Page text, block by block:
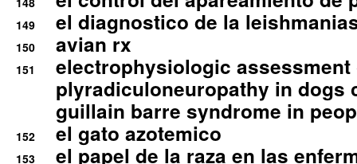
149 el diagnostico de la
150 avian rx
151
electrophysiologic assessment
plyradiculoneuropathy in dogs
guillain barre syndrome in
152 el gato azotemico
153
el papel de la raza en las